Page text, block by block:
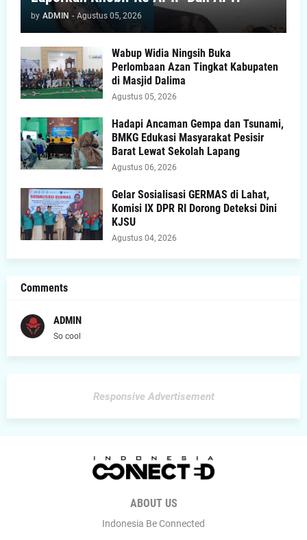
by ADMIN - Agustus 05, 2026
Wabup Widia Ningsih Buka
Perlombaan Azan Tingkat Kabupaten
di Masjid Dalima
Agustus 05, 2026
Hadapi Ancaman Gempa dan Tsunami,
BMKG Edukasi Masyarakat Pesisir
Barat Lewat Sekolah Lapang
Agustus 06, 2026
Gelar Sosialisasi GERMAS di Lahat,
Komisi IX DPR RI Dorong Deteksi Dini
KJSU
Agustus 04, 2026
Comments
ADMIN
So cool
Responsive Advertisement
ABOUT US
Indonesia Be Connected